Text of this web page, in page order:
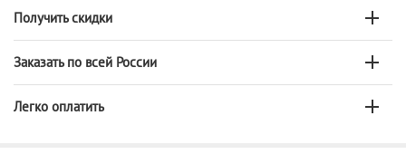
Получить скидки
Заказать по всей России
Легко оплатить